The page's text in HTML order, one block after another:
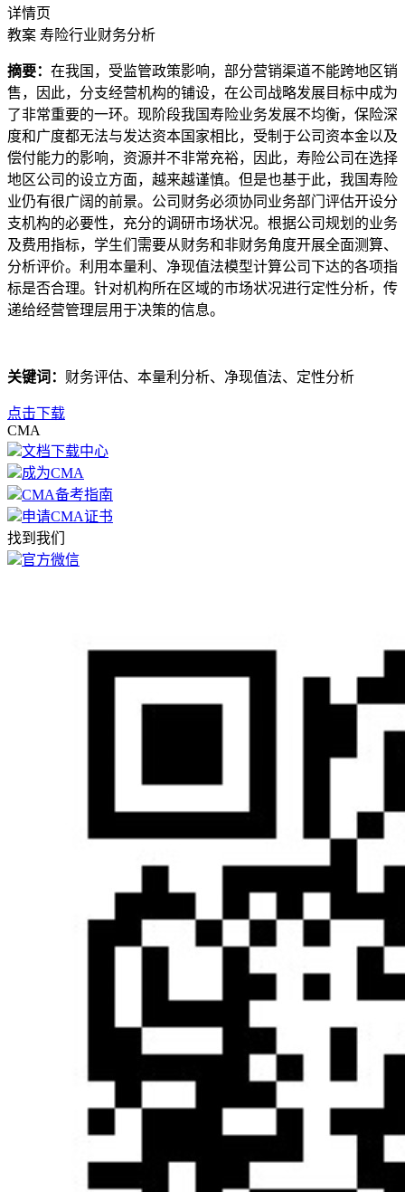
详情页
教案 寿险行业财务分析
摘要： 在我国，受监管政策影响，部分营销渠道不能跨地区销
售，因此，分支经营机构的铺设，在公司战略发展目标中成为
了非常重要的一环。现阶段我国寿险业务发展不均衡，保险深
度和广度都无法与发达资本国家相比，受制于公司资本金以及
偿付能力的影响，资源并不非常充裕，因此，寿险公司在选择
地区公司的设立方面，越来越谨慎。但是也基于此，我国寿险
业仍有很广阔的前景。公司财务必须协同业务部门评估开设分
支机构的必要性，充分的调研市场状况。根据公司规划的业务
及费用指标，学生们需要从财务和非财务角度开展全面测算、
分析评价。利用本量利、净现值法模型计算公司下达的各项指
标是否合理。针对机构所在区域的市场状况进行定性分析，传
递给经营管理层用于决策的信息。
关键词： 财务评估、本量利分析、净现值法、定性分析
点击下载
CMA
文档下载中心
成为CMA
CMA备考指南
申请CMA证书
找到我们
官方微信